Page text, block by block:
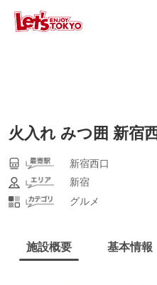
火入れ みつ囲 新宿
新宿西口
新宿
グルメ
施設概要 基本情報